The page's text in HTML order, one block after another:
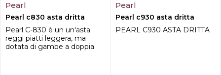
Pearl
Pearl c830 asta dritta
Pearl C-830 è un un'asta
reggi piatti leggera, ma
dotata di gambe a doppia
Pearl
Pearl c930 asta dritta
PEARL C930 ASTA DRITTA